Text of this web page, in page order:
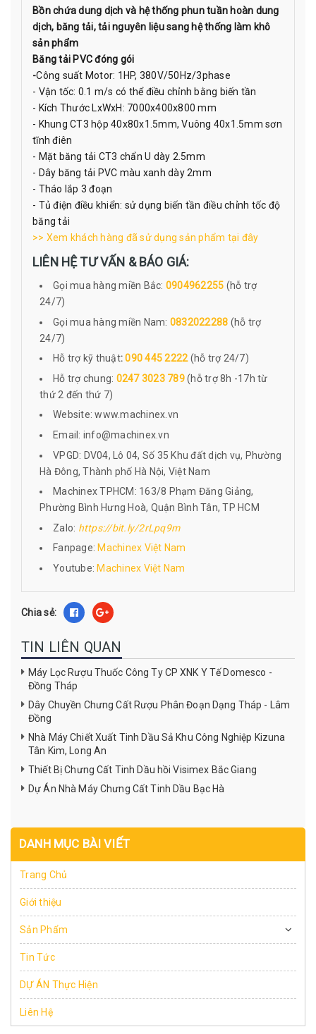
Bồn chứa dung dịch và hệ thống phun tuần hoàn dung
dịch, băng tải, tải nguyên liệu sang hệ thống làm khô
sản phẩm
Băng tải PVC đóng gói
-Công suất Motor: 1HP, 380V/50Hz/3phase
- Vận tốc: 0.1 m/s có thể điều chỉnh bằng biến tần
- Kích Thước LxWxH: 7000x400x800 mm
- Khung CT3 hộp 40x80x1.5mm, Vuông 40x1.5mm sơn
tĩnh điên
- Mặt băng tải CT3 chẩn U dày 2.5mm
- Dây băng tải PVC màu xanh dày 2mm
- Tháo lắp 3 đoạn
- Tủ điện điều khiển: sử dụng biến tần điều chỉnh tốc độ
băng tải
>> Xem khách hàng đã sử dụng sản phẩm tại đây
LIÊN HỆ TƯ VẤN & BÁO GIÁ:
Gọi mua hàng miền Bắc: 0904962255 (hỗ trợ
24/7)
Gọi mua hàng miền Nam: 0832022288 (hỗ trợ
24/7)
Hỗ trợ kỹ thuật:090 445 2222(hỗ trợ 24/7)
Hỗ trợ chung: 0247 3023 789(hỗ trợ 8h -17h từ
thứ 2 đến thứ 7)
Website: www.machinex.vn
Email: info@machinex.vn
VPGD: DV04, Lô 04, Số 35 Khu đất dịch vụ, Phường
Hà Đông, Thành phố Hà Nội, Việt Nam
Machinex TPHCM: 163/8 Phạm Đăng Giảng,
Phường Bình Hưng Hoà, Quận Bình Tân, TP HCM
Zalo: https://bit.ly/2rLpq9m
Fanpage: Machinex Việt Nam
Youtube: Machinex Việt Nam
Chia sẻ:
TIN LIÊN QUAN
Máy Lọc Rượu Thuốc Công Ty CP XNK Y Tế Domesco -
Đồng Tháp
Dây Chuyền Chưng Cất Rượu Phân Đoạn Dạng Tháp - Lâm
Đồng
Nhà Máy Chiết Xuất Tinh Dầu Sả Khu Công Nghiệp Kizuna
Tân Kim, Long An
Thiết Bị Chưng Cất Tinh Dầu hồi Visimex Bắc Giang
Dự Án Nhà Máy Chưng Cất Tinh Dầu Bạc Hà
DANH MỤC BÀI VIẾT
Trang Chủ
Giới thiệu
Sản Phẩm
Tin Tức
DỰ ÁN Thực Hiện
Liên Hệ